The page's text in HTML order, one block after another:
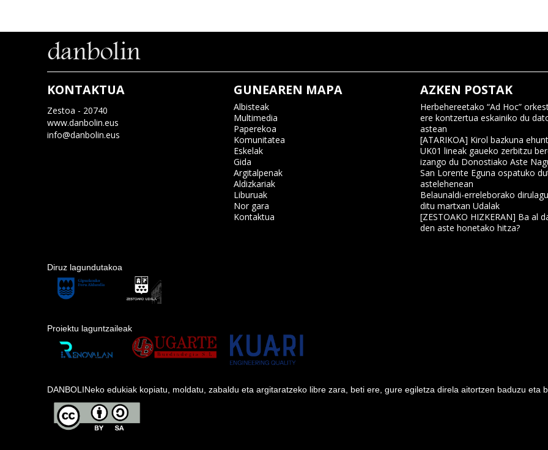
KONTAKTUA
Zestoa - 20740
www.danbolin.eus
info@danbolin.eus
GUNEAREN MAPA
Albisteak
Multimedia
Paperekoa
Komunitatea
Eskelak
Gida
Argitalpenak
Aldizkariak
Liburuak
Nor gara
Kontaktua
AZKEN POSTAK
Herbehereetako “Ad Hoc”
ere kontzertua eskainiko du
astean
[ATARIKOA] Kirol bazkuna
UK01 lineak gaueko zerbitzu
izango du Donostiako Aste
San Lorente Eguna ospatuko
astelehenean
Belaunaldi-erreleborako
ditu martxan Udalak
[ZESTOAKO HIZKERAN] Ba al
den aste honetako hitza?
Diruz lagundutakoa
Proiektu laguntzaileak
DANBOLINeko edukiak kopiatu, moldatu, zabaldu eta argitaratzeko libre zara, beti ere, gure egiletza direla aitortzen baduzu eta